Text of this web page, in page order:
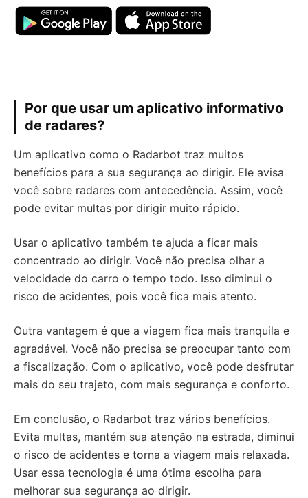
Por que usar um aplicativo informativo
de radares?
Um aplicativo como o Radarbot traz muitos
benefícios para a sua segurança ao dirigir. Ele avisa
você sobre radares com antecedência. Assim, você
pode evitar multas por dirigir muito rápido.
Usar o aplicativo também te ajuda a ficar mais
concentrado ao dirigir. Você não precisa olhar a
velocidade do carro o tempo todo. Isso diminui o
risco de acidentes, pois você fica mais atento.
Outra vantagem é que a viagem fica mais tranquila e
agradável. Você não precisa se preocupar tanto com
a fiscalização. Com o aplicativo, você pode desfrutar
mais do seu trajeto, com mais segurança e conforto.
Em conclusão, o Radarbot traz vários benefícios.
Evita multas, mantém sua atenção na estrada, diminui
o risco de acidentes e torna a viagem mais relaxada.
Usar essa tecnologia é uma ótima escolha para
melhorar sua segurança ao dirigir.